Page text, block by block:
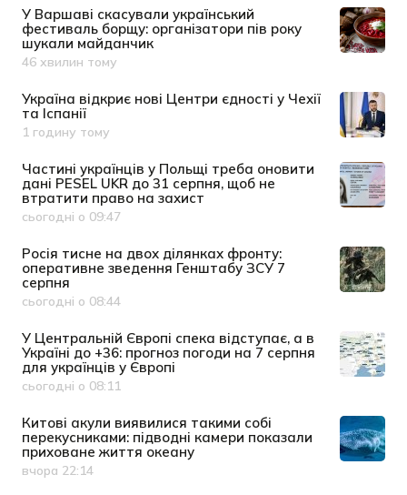
У Варшаві скасували український
фестиваль борщу: організатори пів року
шукали майданчик
Дата публікації
46 хвилин тому
Україна відкриє нові Центри єдності у Чехії
та Іспанії
Дата публікації
1 годину тому
Частині українців у Польщі треба оновити
дані PESEL UKR до 31 серпня, щоб не
втратити право на захист
Дата публікації
сьогодні о 09:47
Росія тисне на двох ділянках фронту:
оперативне зведення Генштабу ЗСУ 7
серпня
Дата публікації
сьогодні о 08:44
У Центральній Європі спека відступає, а в
Україні до +36: прогноз погоди на 7 серпня
для українців у Європі
Дата публікації
сьогодні о 08:11
Китові акули виявилися такими собі
перекусниками: підводні камери показали
приховане життя океану
Дата публікації
вчора 22:14